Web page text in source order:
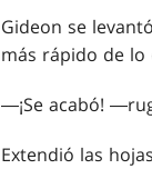
Gideon se
más rápido de
―¡Se acabó!
Extendió las